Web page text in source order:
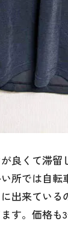
良くて滞留
所では自
出来てい
す。価格も